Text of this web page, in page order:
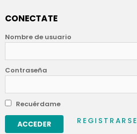
CONECTATE
Nombre de usuario
Contraseña
Recuérdame
REGISTRARSE